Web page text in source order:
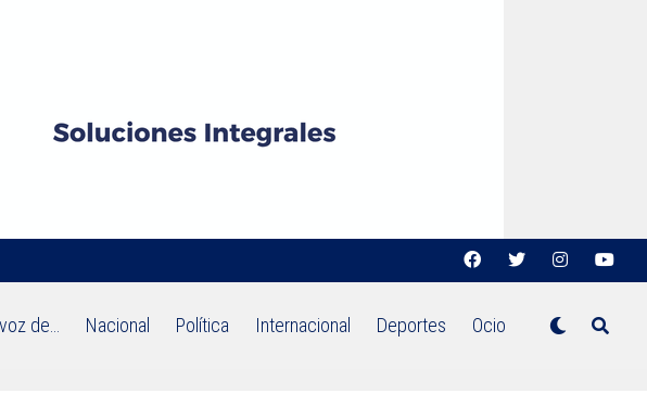
de… Nacional Política Internacional Deportes Ocio